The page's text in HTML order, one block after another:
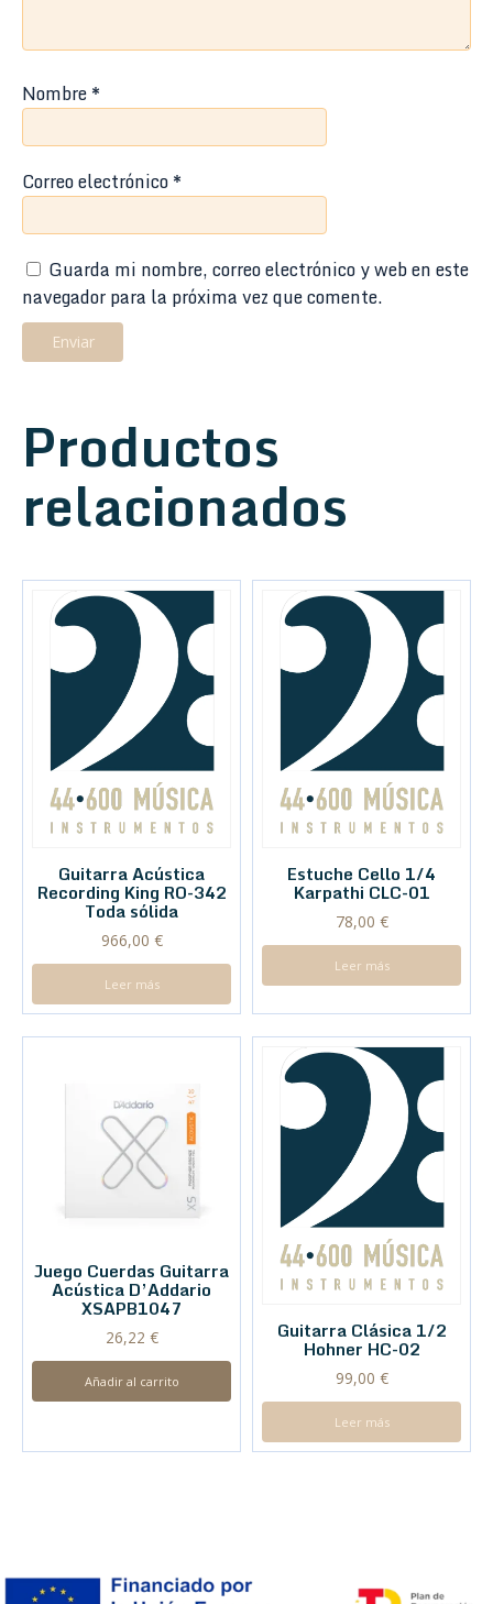
Nombre*
Correo electrónico*
Guarda mi nombre, correo electrónico y web en este
navegador para la próxima vez que comente.
Productos
relacionados
Guitarra Acústica
Recording King RO-342
Toda sólida
966,00 €
Leer más
Estuche Cello 1/4
Karpathi CLC-01
78,00 €
Leer más
Juego Cuerdas Guitarra
Acústica D’Addario
XSAPB1047
26,22 €
Añadir al carrito
Guitarra Clásica 1/2
Hohner HC-02
99,00 €
Leer más